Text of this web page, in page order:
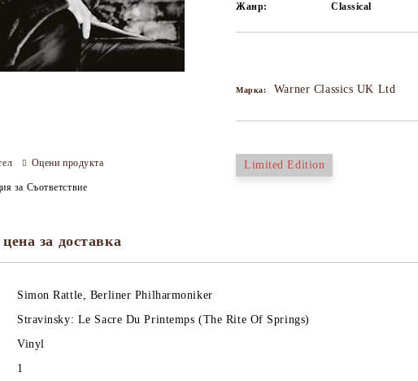
Жанр:
Classical
Марка: Warner Classics UK Ltd
Limited Edition
Оцени продукта
за Съответствие
за доставка
Simon Rattle, Berliner Philharmoniker
Stravinsky: Le Sacre Du Printemps (The Rite Of Springs)
Vinyl
1